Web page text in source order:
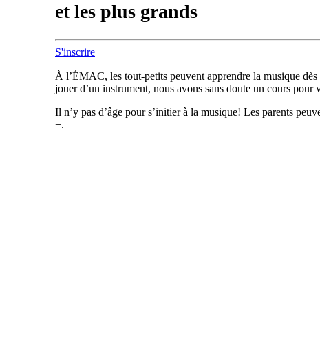
et les plus grands
S'inscrire
À l’ÉMAC, les tout-petits peuvent apprendre la musique
jouer d’un instrument, nous avons sans doute un cours pour
Il n’y pas d’âge pour s’initier à la musique! Les parents
+.